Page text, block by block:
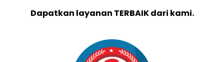
Dapatkan layanan TERBAIK dari kami.